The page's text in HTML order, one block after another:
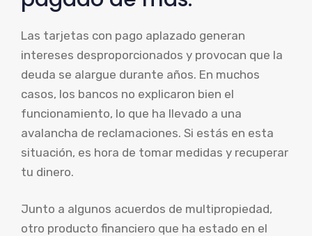
Las tarjetas con pago aplazado generan
intereses desproporcionados y provocan que la
deuda se alargue durante años. En muchos
casos, los bancos no explicaron bien el
funcionamiento, lo que ha llevado a una
avalancha de reclamaciones. Si estás en esta
situación, es hora de tomar medidas y recuperar
tu dinero.
Junto a algunos acuerdos de multipropiedad,
otro producto financiero que ha estado en el